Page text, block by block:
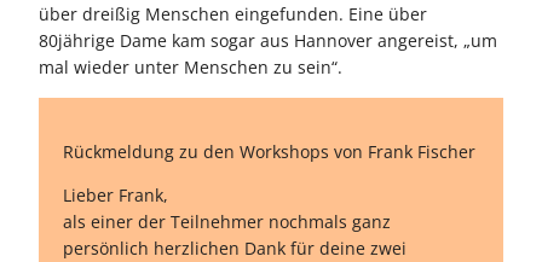
über dreißig Menschen eingefunden. Eine über
80jährige Dame kam sogar aus Hannover angereist, „um
mal wieder unter Menschen zu sein“.
Rückmeldung zu den Workshops von Frank Fischer
Lieber Frank,
als einer der Teilnehmer nochmals ganz
persönlich herzlichen Dank für deine zwei